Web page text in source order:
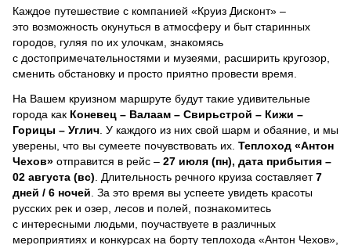
Каждое путешествие с компанией «Круиз Дисконт» –
это возможность окунуться в атмосферу и быт старинных
городов, гуляя по их улочкам, знакомясь
с достопримечательностями и музеями, расширить кругозор,
сменить обстановку и просто приятно провести время.
На Вашем круизном маршруте будут такие удивительные
города как Коневец – Валаам – Свирьстрой – Кижи –
Горицы – Углич . У каждого из них свой шарм и обаяние, и мы
уверены, что вы сумеете почувствовать их. Теплоход «Антон
Чехов» отправится в рейс – 27 июля (пн), дата прибытия –
02 августа (вс) . Длительность речного круиза составляет7
дней / 6 ночей За это время вы успеете увидеть красоты
русских рек и озер, лесов и полей, познакомитесь
с интересными людьми, поучаствуете в различных
мероприятиях и конкурсах на борту теплохода «Антон Чехов»,